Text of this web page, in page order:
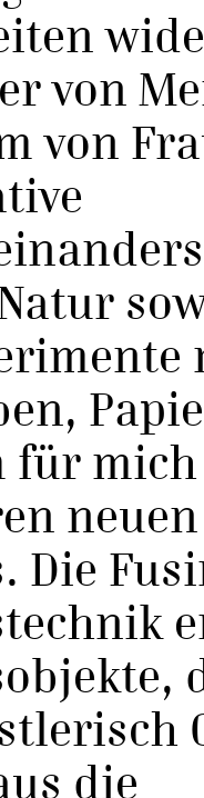
von
von
für
Die
die